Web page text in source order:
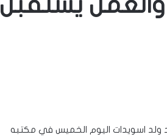
ولد اسويدات اليوم الخميس في مكتبه